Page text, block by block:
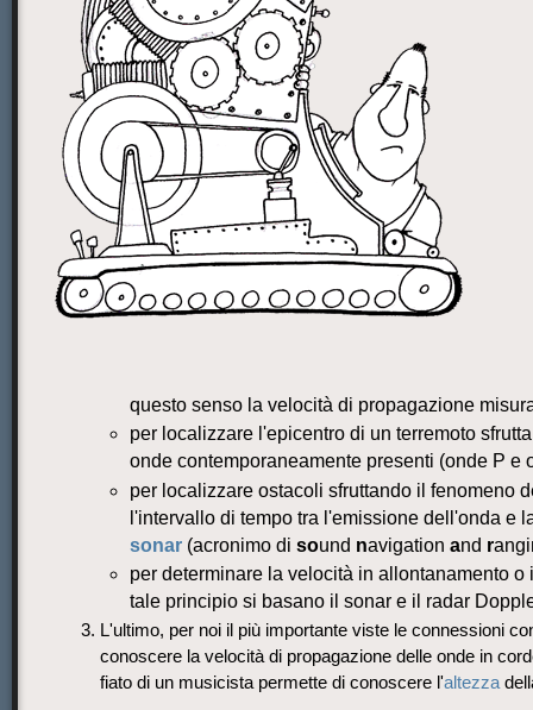
questo senso la velocità di propagazione
per localizzare l'epicentro di un terremoto
onde contemporaneamente presenti (onde P e
per localizzare ostacoli sfruttando il fenomeno
l'intervallo di tempo tra l'emissione dell'onda e
sonar (acronimo disound navigationand r
per determinare la velocità in allontanamento
tale principio si basano il sonar e il radar
L'ultimo, per noi il più importante viste le connessioni
conoscere la velocità di propagazione delle onde in
fiato di un musicista permette di conoscere l'altezza